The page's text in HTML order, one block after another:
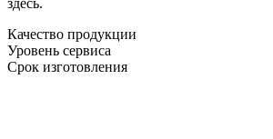
Качество продукции
Уровень сервиса
Срок изготовления